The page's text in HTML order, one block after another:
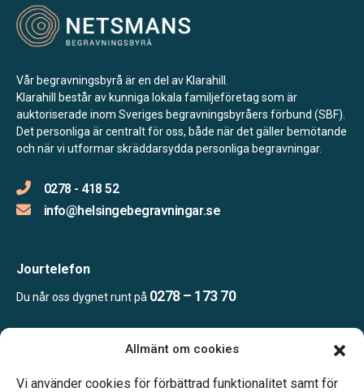
Allmänt om cookies
Vi använder cookies för förbättrad funktionalitet samt för
Vår begravningsbyrå är en del av Klarahill.
Klarahill består av kunniga lokala familjeföretag som är
auktoriserade inom Sveriges begravningsbyråers förbund (SBF).
Det personliga är centralt för oss, både när det gäller bemötande
och när vi utformar skräddarsydda personliga begravningar.
0278 - 418 52
info@helsingebegravningar.se
Jourtelefon
Du når oss dygnet runt på 0278 – 173 70
Kontoret bemannas enligt telefonöverenskommelse